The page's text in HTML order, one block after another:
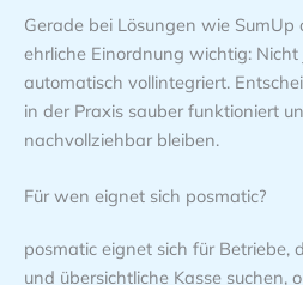
Gerade bei Lösungen wie SumUp
ehrliche Einordnung wichtig: Nicht
automatisch vollintegriert.
in der Praxis sauber funktioniert
nachvollziehbar bleiben.
Für wen eignet sich posmatic?
posmatic eignet sich für Betriebe,
und übersichtliche Kasse suchen,